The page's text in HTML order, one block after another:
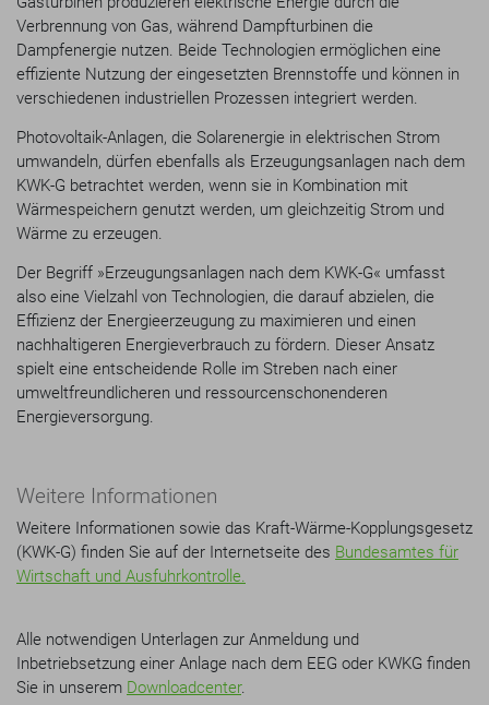
Verbrennung von Gas, während Dampfturbinen die
Dampfenergie nutzen. Beide Technologien ermöglichen eine
effiziente Nutzung der eingesetzten Brennstoffe und können in
verschiedenen industriellen Prozessen integriert werden.
Photovoltaik-Anlagen, die Solarenergie in elektrischen Strom
umwandeln, dürfen ebenfalls als Erzeugungsanlagen nach dem
KWK-G betrachtet werden, wenn sie in Kombination mit
Wärmespeichern genutzt werden, um gleichzeitig Strom und
Wärme zu erzeugen.
Der Begriff »Erzeugungsanlagen nach dem KWK-G« umfasst
also eine Vielzahl von Technologien, die darauf abzielen, die
Effizienz der Energieerzeugung zu maximieren und einen
nachhaltigeren Energieverbrauch zu fördern. Dieser Ansatz
spielt eine entscheidende Rolle im Streben nach einer
umweltfreundlicheren und ressourcenschonenderen
Energieversorgung.
Weitere Informationen
Weitere Informationen sowie das Kraft-Wärme-Kopplungsgesetz
(KWK-G) finden Sie auf der Internetseite des Bundesamtes für
Wirtschaft und Ausfuhrkontrolle.
Alle notwendigen Unterlagen zur Anmeldung und
Inbetriebsetzung einer Anlage nach dem EEG oder KWKG finden
Sie in unserem Downloadcenter.